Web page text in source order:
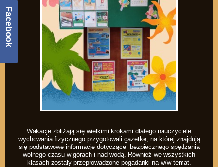
Wakacje zbliżają się wielkimi krokami dlatego nauczyciele
wychowania fizycznego przygotowali gazetkę, na której znajdują
się podstawowe informacje dotyczące bezpiecznego spędzania
wolnego czasu w górach i nad wodą. Również we wszystkich
klasach zostały przeprowadzone pogadanki na w/w temat.
Facebook